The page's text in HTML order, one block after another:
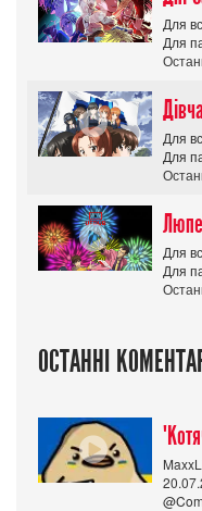
Для
Для
Для
Для
Для
Для
ОСТАННІ